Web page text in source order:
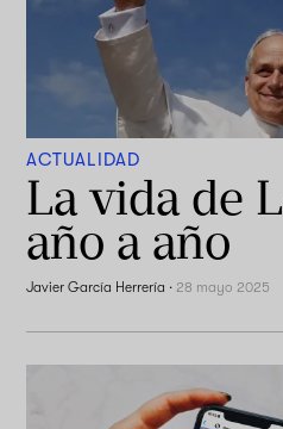
ACTUALIDAD
La vida de
año a año
Javier García Herrería ·28 mayo 2025